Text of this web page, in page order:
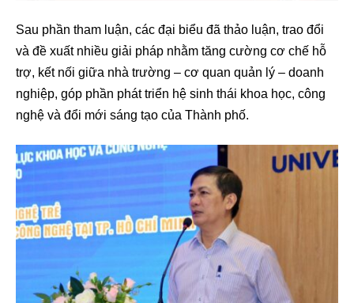
Sau phần tham luận, các đại biểu đã thảo luận, trao đổi
và đề xuất nhiều giải pháp nhằm tăng cường cơ chế hỗ
trợ, kết nối giữa nhà trường – cơ quan quản lý – doanh
nghiệp, góp phần phát triển hệ sinh thái khoa học, công
nghệ và đổi mới sáng tạo của Thành phố.